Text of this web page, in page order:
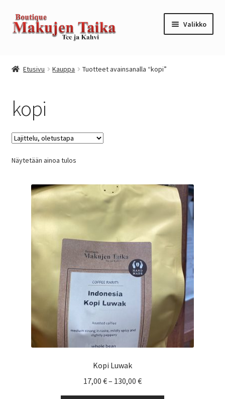
Siirry
navigointiin
Siirry
sisältöön
Valikko
Kassa
Kauppa
Oma tili
Ostoskori
Tilaus- ja sopimusehdot
Yrityksille
Etusivu Kauppa Tuotteet avainsanalla “kopi”
kopi
Näytetään ainoa tulos
Kopi Luwak
17,00 €– 130,00 €Hintaluokka: